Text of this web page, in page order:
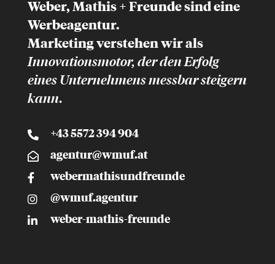
Weber, Mathis + Freunde sind eine
Werbeagentur.
Marketingverstehen wir als
Innovationsmotor, derden Erfolg
eines Unternehmens messbarsteigern
kann.
+43 5572 394 904
agentur@wmuf.at
webermathisundfreunde
@wmuf.agentur
weber-mathis-freunde